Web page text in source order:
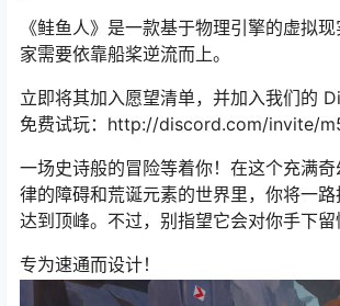
《鲑鱼人》是一款基于物理引擎的虚拟
家需要依靠船桨逆流而上。
立即将其加入愿望清单，并加入我们的
免费试玩：http://discord.com/invite/
一场史诗般的冒险等着你！在这个充满
律的障碍和荒诞元素的世界里，你将一
达到顶峰。不过，别指望它会对你手下留
专为速通而设计！